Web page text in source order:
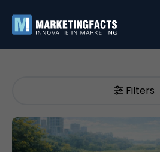
Filters